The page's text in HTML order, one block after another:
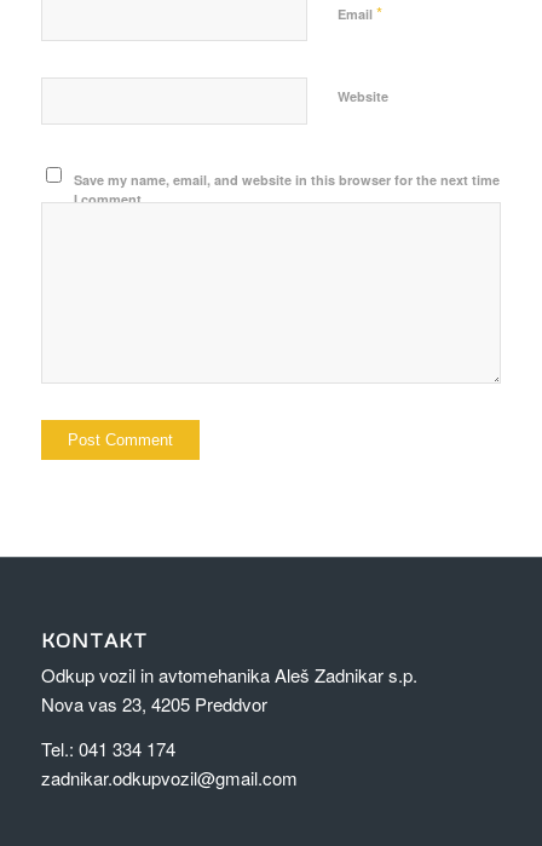
Email *
Website
Save my name, email, and website in this browser for the next time
I comment.
KONTAKT
Odkup vozil in avtomehanika Aleš Zadnikar s.p.
Nova vas 23, 4205 Preddvor
Tel.: 041 334 174
zadnikar.odkupvozil@gmail.com